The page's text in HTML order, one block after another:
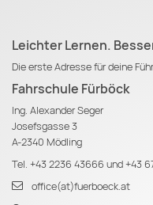
Leichter Lernen.
Die erste Adresse für deine
Fahrschule Fürböck
Ing. Alexander Seger
Josefsgasse 3
A-2340 Mödling
Tel. +43 2236 43666 und+43
office(at)fuerboeck.at